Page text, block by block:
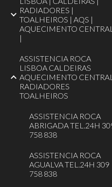
RADIADORES |
TOALHEIROS | AQS |
AQUECIMENTO CENTRAL
|
ASSISTENCIA ROCA
LISBOA CALDEIRAS
AQUECIMENTO CENTRAL
RADIADORES
TOALHEIROS
ASSISTENCIA ROCA
ABRIGADA TEL.24H
758 838
ASSISTENCIA ROCA
AGUALVA TEL.24H 309
758 838